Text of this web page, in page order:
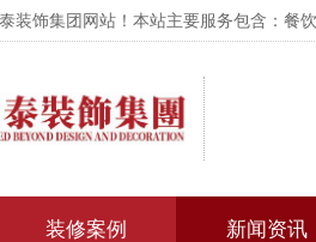
装饰集团网站！本站主要服务包含：餐
装修案例 新闻资讯